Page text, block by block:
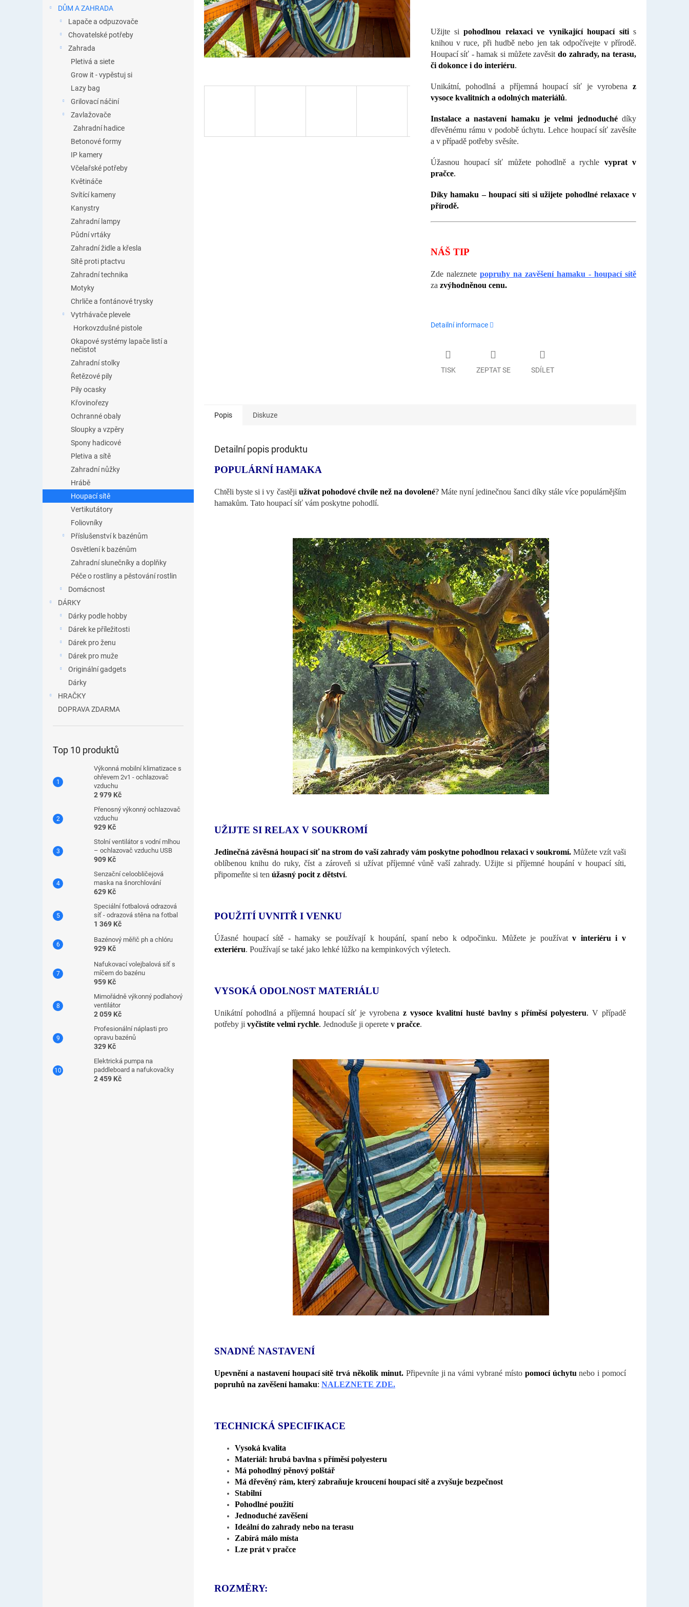
DŮM A ZAHRADA
Lapače a odpuzovače
Chovatelské potřeby
Zahrada
Pletivá a siete
Grow it - vypěstuj si
Lazy bag
Grilovací náčiní
Zavlažovače
Zahradní hadice
Betonové formy
IP kamery
Včelařské potřeby
Květináče
Svítící kameny
Kanystry
Zahradní lampy
Půdní vrtáky
Zahradní židle a křesla
Sítě proti ptactvu
Zahradní technika
Motyky
Chrliče a fontánové trysky
Vytrhávače plevele
Horkovzdušné pistole
Okapové systémy lapače listí a
nečistot
Zahradní stolky
Řetězové pily
Pily ocasky
Křovinořezy
Ochranné obaly
Sloupky a vzpěry
Spony hadicové
Pletiva a sítě
Zahradní nůžky
Hrábě
Houpací sítě
Vertikutátory
Foliovníky
Příslušenství k bazénům
Osvětlení k bazénům
Zahradní slunečníky a doplňky
Péče o rostliny a pěstování rostlin
Domácnost
DÁRKY
Dárky podle hobby
Dárek ke příležitosti
Dárek pro ženu
Dárek pro muže
Originální gadgets
Dárky
HRAČKY
DOPRAVA ZDARMA
Top 10 produktů
Výkonná mobilní klimatizace s
ohřevem 2v1 - ochlazovač
vzduchu
2 979 Kč
Přenosný výkonný ochlazovač
vzduchu
929 Kč
Stolní ventilátor s vodní mlhou
– ochlazovač vzduchu USB
909 Kč
Senzační celoobličejová
maska ​​na šnorchlování
629 Kč
Speciální fotbalová odrazová
síť - odrazová stěna na fotbal
1 369 Kč
Bazénový měřič ph a chlóru
929 Kč
Nafukovací volejbalová síť s
míčem do bazénu
959 Kč
Mimořádně výkonný podlahový
ventilátor
2 059 Kč
Profesionální náplasti pro
opravu bazénů
329 Kč
Elektrická pumpa na
paddleboard a nafukovačky
2 459 Kč
Užijte sipohodlnou relaxaci ve vynikající houpací sítis
knihou v ruce, při hudbě nebo jen tak odpočívejte v přírodě.
Houpací síť - hamak si můžete zavěsitdo zahrady, na terasu,
či dokonce i do interiéru.
Unikátní, pohodlná a příjemná houpací síť je vyrobena z
vysoce kvalitních a odolných materiálů.
Instalace a nastavení hamaku je velmi jednoduchédíky
dřevěnému rámu v podobě úchytu. Lehce houpací síť zavěsíte
a v případě potřeby svěsíte.
Úžasnou houpací síť můžete pohodlně a rychle vyprat v
pračce.
Díky hamaku – houpací síti si užijete pohodlné relaxace v
přírodě.
NÁŠ TIP
Zde naleznete popruhy na zavěšení hamaku - houpací sítě
za zvýhodněnou cenu.
Detailní informace
TISK ZEPTAT SE SDÍLET
Popis Diskuze
Detailní popis produktu
POPULÁRNÍ HAMAKA
Chtěli byste si i vy častěji užívat pohodové chvíle než na dovolené? Máte nyní jedinečnou šanci díky stále více populárnějším
hamakům. Tato houpací síť vám poskytne pohodlí.
UŽIJTE SI RELAX V SOUKROMÍ
Jedinečná závěsná houpací síť na strom do vaší zahrady vám poskytne pohodlnou relaxaci v soukromí. Můžete vzít vaši
oblíbenou knihu do ruky, číst a zároveň si užívat příjemné vůně vaší zahrady. Užijte si příjemné houpání v houpací síti,
připomeňte si ten úžasný pocit z dětství.
POUŽITÍ UVNITŘ I VENKU
Úžasné houpací sítě - hamaky se používají k houpání, spaní nebo k odpočinku. Můžete je používatv interiéru i v
exteriéru. Používají se také jako lehké lůžko na kempinkových výletech.
VYSOKÁ ODOLNOST MATERIÁLU
Unikátní pohodlná a příjemná houpací síť je vyrobenaz vysoce kvalitní husté bavlny s příměsí polyesteru.V případě
potřeby ji vyčistíte velmi rychle. Jednoduše ji operete v pračce.
SNADNÉ NASTAVENÍ
Upevnění a nastavení houpací sítě trvá několik minut.Připevníte ji na vámi vybrané místo pomocí úchytu nebo i pomocí
popruhů na zavěšení hamaku: NALEZNETE ZDE.
TECHNICKÁ SPECIFIKACE
Vysoká kvalita
Materiál: hrubá bavlna s příměsí polyesteru
Má pohodlný pěnový polštář
Má dřevěný rám, který zabraňuje kroucení houpací sítě a zvyšuje bezpečnost
Stabilní
Pohodlné použití
Jednoduché zavěšení
Ideální do zahrady nebo na terasu
Zabírá málo místa
Lze prát v pračce
ROZMĚRY: